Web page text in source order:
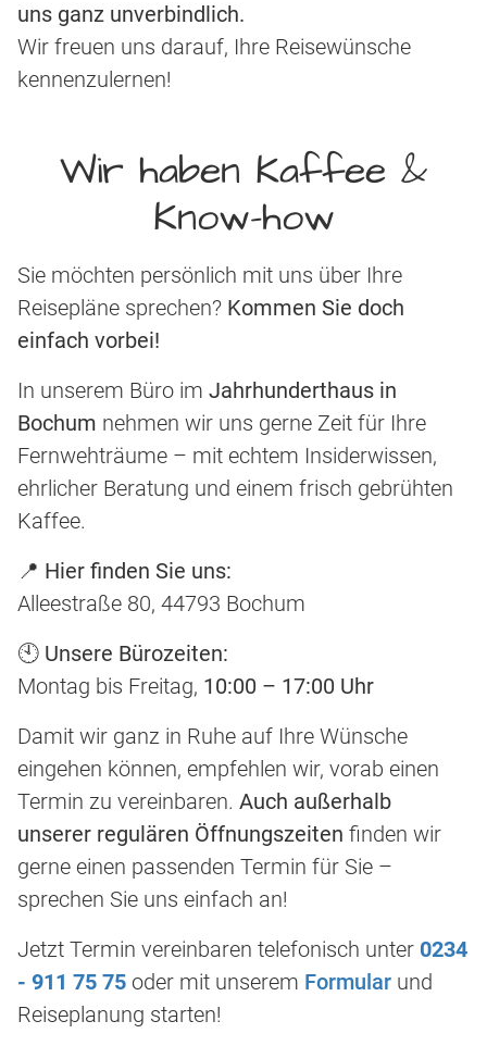
uns ganz unverbindlich.
Wir freuen uns darauf, Ihre Reisewünsche
kennenzulernen!
Wir haben Kaffee &
Know-how
Sie möchten persönlich mit uns über Ihre
Reisepläne sprechen? Kommen Sie doch
einfach vorbei!
In unserem Büro im Jahrhunderthaus in
Bochum nehmen wir uns gerne Zeit für Ihre
Fernwehträume – mit echtem Insiderwissen,
ehrlicher Beratung und einem frisch gebrühten
Kaffee.
📍 Hier finden Sie uns:
Alleestraße 80, 44793 Bochum
🕙 Unsere Bürozeiten:
Montag bis Freitag, 10:00 – 17:00 Uhr
Damit wir ganz in Ruhe auf Ihre Wünsche
eingehen können, empfehlen wir, vorab einen
Termin zu vereinbaren. Auch außerhalb
unserer regulären Öffnungszeiten finden wir
gerne einen passenden Termin für Sie –
sprechen Sie uns einfach an!
Jetzt Termin vereinbaren telefonisch unter 0234
- 911 75 75 oder mit unserem Formular und
Reiseplanung starten!